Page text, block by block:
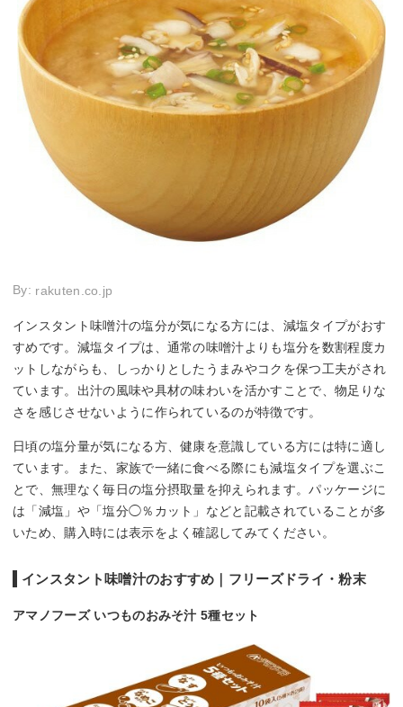
By: rakuten.co.jp
インスタント味噌汁の塩分が気になる方には、減塩タイプがおす
すめです。減塩タイプは、通常の味噌汁よりも塩分を数割程度カ
ットしながらも、しっかりとしたうまみやコクを保つ工夫がされ
ています。出汁の風味や具材の味わいを活かすことで、物足りな
さを感じさせないように作られているのが特徴です。
日頃の塩分量が気になる方、健康を意識している方には特に適し
ています。また、家族で一緒に食べる際にも減塩タイプを選ぶこ
とで、無理なく毎日の塩分摂取量を抑えられます。パッケージに
は「減塩」や「塩分◯％カット」などと記載されていることが多
いため、購入時には表示をよく確認してみてください。
インスタント味噌汁のおすすめ｜フリーズドライ・粉末
アマノフーズ いつものおみそ汁 5種セット